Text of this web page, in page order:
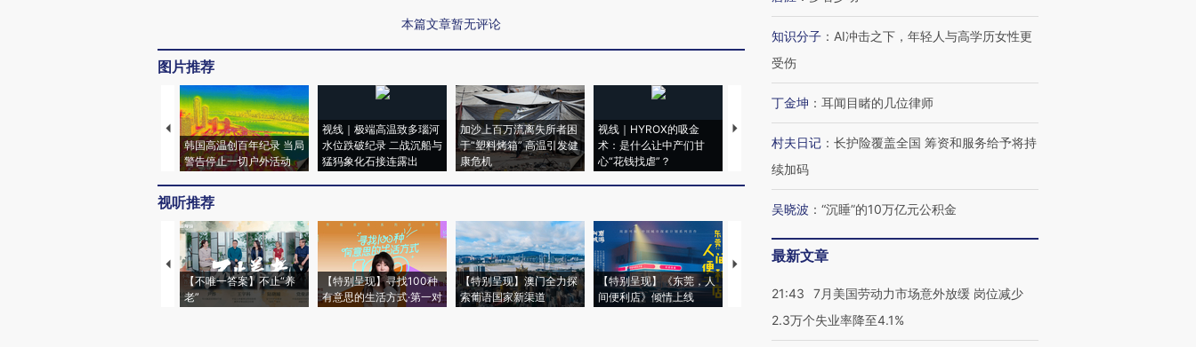
本篇文章暂无评论
图片推荐
韩国高温创百年纪录 当局
警告停止一切户外活动
视线｜极端高温致多瑙河
水位跌破纪录 二战沉船与
猛犸象化石接连露出
加沙上百万流离失所者困
于“塑料烤箱” 高温引发健
康危机
视线｜HYROX的吸金
术：是什么让中产们甘
心“花钱找虐”？
马航飞行员跨国走私7万
粒摇头丸 尿检体内含3种
度Z世代 用街头抗争将教
机”？难民潮撕裂西班牙
视听推荐
【不唯一答案】不止“养
老”
【特别呈现】寻找100种
有意思的生活方式·第一对
【特别呈现】澳门全力探
索葡语国家新渠道
【特别呈现】《东莞，人
间便利店》倾情上线
【推广】走进第四届链博
有意思的生活方式·第三对
住三大增长引擎是什么？
知识分子 ： AI冲击之下，年轻人与高学历女性更
受伤
丁金坤 ： 耳闻目睹的几位律师
村夫日记 ： 长护险覆盖全国 筹资和服务给予将持
续加码
吴晓波 ： “沉睡”的10万亿元公积金
最新文章
21:43
7月美国劳动力市场意外放缓 岗位减少
2.3万个失业率降至4.1%